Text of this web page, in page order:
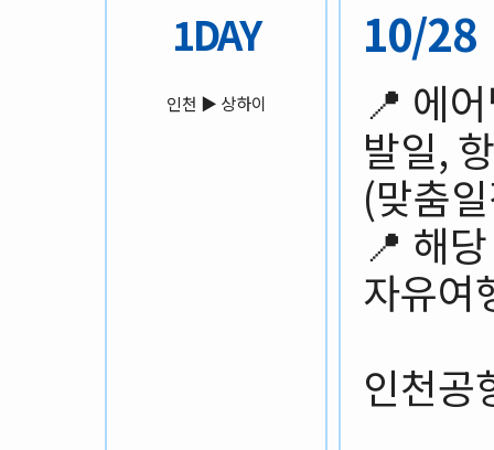
1DAY
인천 ▶️ 상하이
10/28
📍 에
발일,
(맞춤
📍 해
자유여
인천공